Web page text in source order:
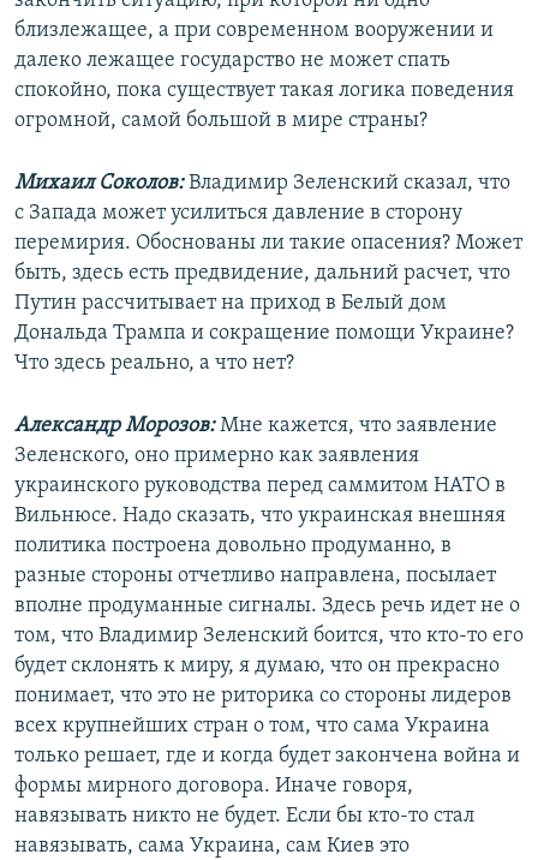
близлежащее, а при современном вооружении и
далеко лежащее государство не может спать
спокойно, пока существует такая логика поведения
огромной, самой большой в мире страны?
Михаил Соколов:Владимир Зеленский сказал, что
с Запада может усилиться давление в сторону
перемирия. Обоснованы ли такие опасения? Может
быть, здесь есть предвидение, дальний расчет, что
Путин рассчитывает на приход в Белый дом
Дональда Трампа и сокращение помощи Украине?
Что здесь реально, а что нет?
Александр Морозов:Мне кажется, что заявление
Зеленского, оно примерно как заявления
украинского руководства перед саммитом НАТО в
Вильнюсе. Надо сказать, что украинская внешняя
политика построена довольно продуманно, в
разные стороны отчетливо направлена, посылает
вполне продуманные сигналы. Здесь речь идет не о
том, что Владимир Зеленский боится, что кто-то его
будет склонять к миру, я думаю, что он прекрасно
понимает, что это не риторика со стороны лидеров
всех крупнейших стран о том, что сама Украина
только решает, где и когда будет закончена война и
формы мирного договора. Иначе говоря,
навязывать никто не будет. Если бы кто-то стал
навязывать, сама Украина, сам Киев это